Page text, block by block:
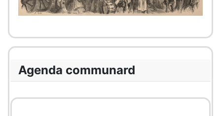
Agenda communard